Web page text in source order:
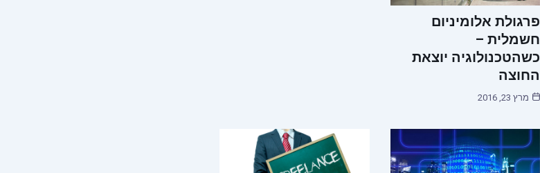
פרגולת אלומיניום
חשמלית –
כשהטכנולוגיה יוצאת
החוצה
מרץ 23, 2016